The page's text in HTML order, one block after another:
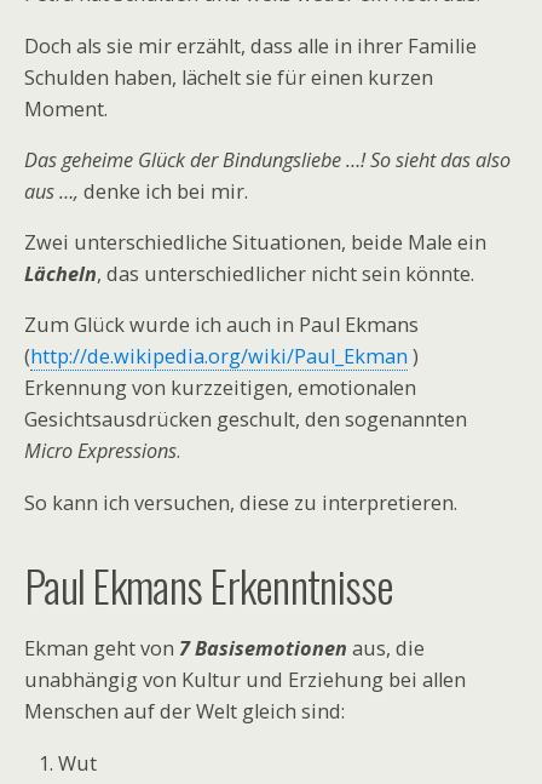
Doch als sie mir erzählt, dass alle in ihrer Familie
Schulden haben, lächelt sie für einen kurzen
Moment.
Das geheime Glück der Bindungsliebe …! So sieht das also
aus …, denke ich bei mir.
Zwei unterschiedliche Situationen, beide Male ein
Lächeln, das unterschiedlicher nicht sein könnte.
Zum Glück wurde ich auch in Paul Ekmans
(http://de.wikipedia.org/wiki/Paul_Ekman )
Erkennung von kurzzeitigen, emotionalen
Gesichtsausdrücken geschult, den sogenannten
Micro Expressions.
So kann ich versuchen, diese zu interpretieren.
Paul Ekmans Erkenntnisse
Ekman geht von 7 Basisemotionen aus, die
unabhängig von Kultur und Erziehung bei allen
Menschen auf der Welt gleich sind:
Wut